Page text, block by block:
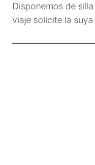
Disponemos de
viaje solicite la